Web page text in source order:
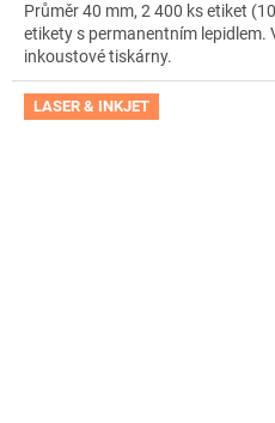
Průměr 40 mm, 2 400 ks etiket
etikety s permanentním lepidlem.
inkoustové tiskárny.
LASER & INKJET